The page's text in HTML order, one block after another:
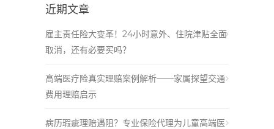
近期文章
雇主责任险大变革！24小时意外、住院津贴全面
取消，还有必要买吗？
高端医疗险真实理赔案例解析——家属探望交通
费用理赔启示
病历瑕疵理赔遇阻？专业保险代理为儿童高端医